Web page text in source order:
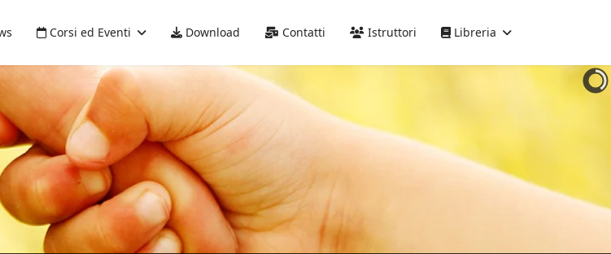
Corsi ed Eventi Download Contatti Istruttori Libreria